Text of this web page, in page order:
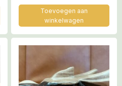
HET OER GEHEUGEN VAN
DE LEMURIA
STAMOUDSTEN
Toevoegen aan
winkelwagen